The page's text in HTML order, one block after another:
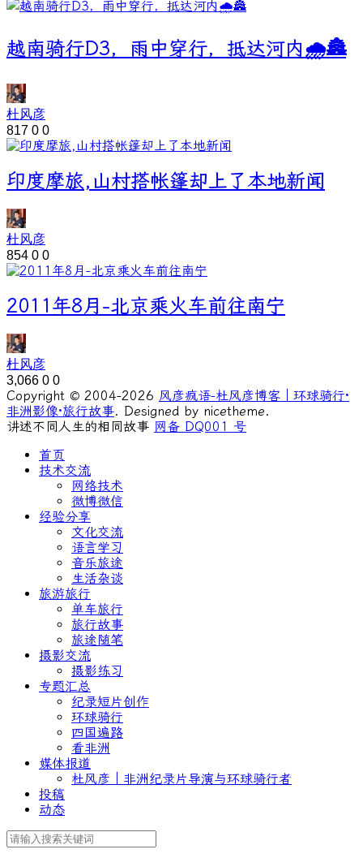
越南骑行D3，雨中穿行，抵达河内🌧️🏯
杜风彦
817 0 0
印度摩旅,山村搭帐篷却上了本地新闻
杜风彦
854 0 0
2011年8月-北京乘火车前往南宁
杜风彦
3,066 0 0
Copyright © 2004-2026 风彦疯语-杜风彦博客｜环球骑行·
非洲影像·旅行故事. Designed by nicetheme.
讲述不同人生的相同故事 网备 DQ001 号
首页
技术交流
网络技术
微博微信
经验分享
文化交流
语言学习
音乐旅途
生活杂谈
旅游旅行
单车旅行
旅行故事
旅途随笔
摄影交流
摄影练习
专题汇总
纪录短片创作
环球骑行
四国遍路
看非洲
媒体报道
杜风彦｜非洲纪录片导演与环球骑行者
投稿
动态